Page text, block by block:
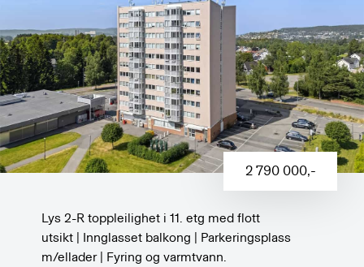
2 790 000,-
Lys 2-R toppleilighet i 11. etg med flott
utsikt | Innglasset balkong | Parkeringsplass
m/ellader | Fyring og varmtvann.